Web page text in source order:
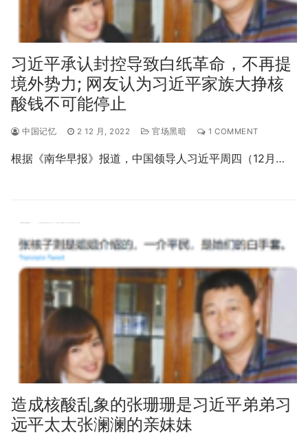
习近平承认封控导致白纸革命，不再提
境外势力; 网友认为习近平家族大挣核
酸钱不可能停止
中国记忆 2 12 月, 2022 官场黑暗 1 COMMENT
根据《南华早报》报道，中国领导人习近平周四（12月…
造成核酸乱象的张珊珊是习近平弟弟习
远平太太张澜澜的亲妹妹